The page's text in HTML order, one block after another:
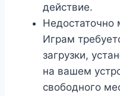
действие.
Недостаточно
Играм
загрузки,
на вашем
свободного